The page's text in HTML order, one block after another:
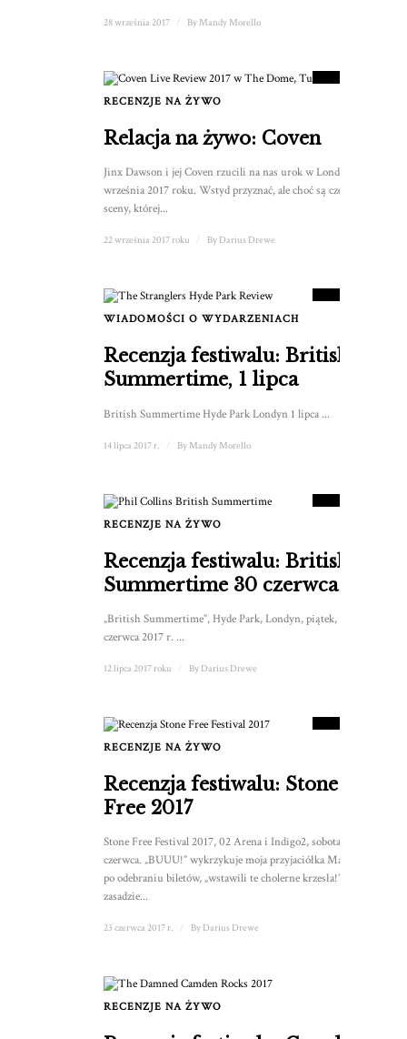
28 września 2017 By Mandy Morello
RECENZJE NA ŻYWO
Relacja na żywo: Coven
Jinx Dawson i jej Coven rzucili na nas urok w Londynie 11
września 2017 roku. Wstyd przyznać, ale choć są częścią
sceny, której...
22 września 2017 roku By Darius Drewe
WYNIK
WIADOMOŚCI O WYDARZENIACH
Recenzja festiwalu: British
Summertime, 1 lipca
British Summertime Hyde Park Londyn 1 lipca ...
14 lipca 2017 r. By Mandy Morello
RECENZJE NA ŻYWO
Recenzja festiwalu: British
Summertime 30 czerwca
„British Summertime”, Hyde Park, Londyn, piątek, 30
czerwca 2017 r. ...
12 lipca 2017 roku By Darius Drewe
WYNIK
RECENZJE NA ŻYWO
Recenzja festiwalu: Stone
Free 2017
Stone Free Festival 2017, 02 Arena i Indigo2, sobota, 16
czerwca. „BUUU!” wykrzykuje moja przyjaciółka Marianne
po odebraniu biletów, „wstawili te cholerne krzesła!”. Co w
zasadzie...
23 czerwca 2017 r. By Darius Drewe
RECENZJE NA ŻYWO